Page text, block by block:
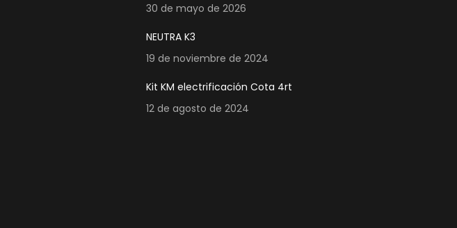
30 de mayo de 2026
NEUTRA K3
19 de noviembre de 2024
Kit KM electrificación Cota 4rt
12 de agosto de 2024